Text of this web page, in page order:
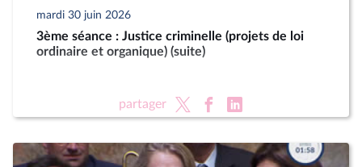
mardi 30 juin 2026
3ème séance : Justice criminelle (projets de loi
ordinaire et organique) (suite)
partager